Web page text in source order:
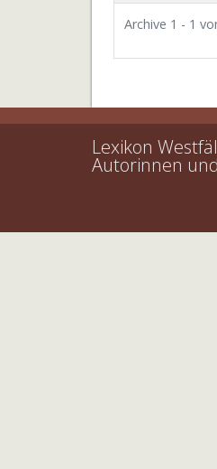
Archive 1 - 1
Lexikon
Autorinnen